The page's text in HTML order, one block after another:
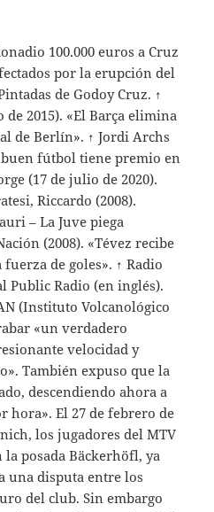
100.000 euros a Cruz
por la erupción del
de Godoy Cruz. ↑
de 2015). «El Barça elimina
de Berlín». ↑ Jordi Archs
buen fútbol tiene premio en
(17 de julio de 2020).
Riccardo (2008).
– La Juve piega
(2008). «Tévez recibe
de goles». ↑ Radio
Public Radio (en inglés).
(Instituto Volcanológico
«un verdadero
velocidad y
También expuso que la
descendiendo ahora a
hora». El 27 de febrero de
los jugadores del MTV
posada Bäckerhöfl, ya
una disputa entre los
del club. Sin embargo